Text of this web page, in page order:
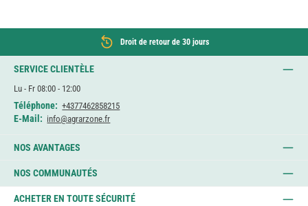
Droit de retour de 30 jours
SERVICE CLIENTÈLE
Lu - Fr 08:00 - 12:00
Téléphone: +4377462858215
E-Mail: info@agrarzone.fr
NOS AVANTAGES
NOS COMMUNAUTÉS
ACHETER EN TOUTE SÉCURITÉ